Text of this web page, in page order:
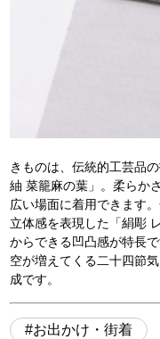
きものは、伝統的工芸品
紬 菜籠麻の葉」。柔らか
広い場面に着用できます
立体感を表現した「絹彫
からできる凹凸感が特長
空が増えてくる二十四節
成です。
お出かけ・街着